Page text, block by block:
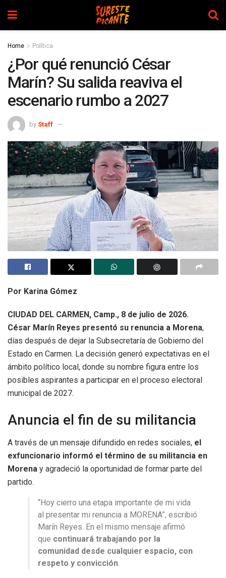
Home Política
¿Por qué renunció César
Marín? Su salida reaviva el
escenario rumbo a 2027
by Staff
Por Karina Gómez
CIUDAD DEL CARMEN, Camp., 8 de julio de 2026.
César Marín Reyes presentó su renuncia a Morena,
días después de dejar la Subsecretaría de Gobierno del
Estado en Carmen. La decisión generó expectativas en el
ámbito político local, donde su nombre figura entre los
posibles aspirantes a participar en el proceso electoral
municipal de 2027.
Anuncia el fin de su militancia
A través de un mensaje difundido en redes sociales, el
exfuncionario informó el término de su militancia en
Morena y agradeció la oportunidad de formar parte del
partido.
“Hoy cierro una etapa importante de mi vida
al presentar mi renuncia a MORENA”, escribió
Marín Reyes. En el mismo mensaje afirmó
que continuará trabajando por la
comunidad desde cualquier espacio, con
respeto y convicción